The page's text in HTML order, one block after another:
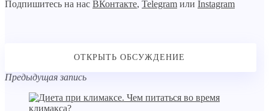
Подпишитесь на нас ВКонтакте, Telegram или Instagram
Предыдущая запись